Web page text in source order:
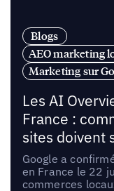
Blogs
AEO marketing
Marketing sur
Les AI
France :
sites doivent
Google a
en France le 22
commerces